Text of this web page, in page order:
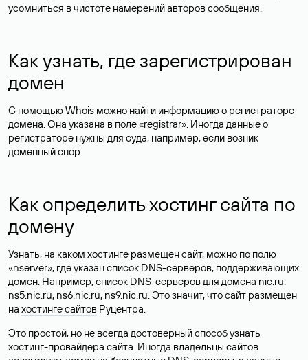
усомниться в чистоте намерений авторов сообщения.
Как узнать, где зарегистрирован
домен
С помощью Whois можно найти информацию о регистраторе
домена. Она указана в поле «registrar». Иногда данные о
регистраторе нужны для суда, например, если возник
доменный спор.
Как определить хостинг сайта по
домену
Узнать, на каком хостинге размещен сайт, можно по полю
«nserver», где указан список DNS-серверов, поддерживающих
домен. Например, список DNS-серверов для домена nic.ru:
ns5.nic.ru, ns6.nic.ru, ns9.nic.ru. Это значит, что сайт размещен
на хостинге сайтов Руцентра.
Это простой, но не всегда достоверный способ узнать
хостинг-провайдера сайта. Иногда владельцы сайтов